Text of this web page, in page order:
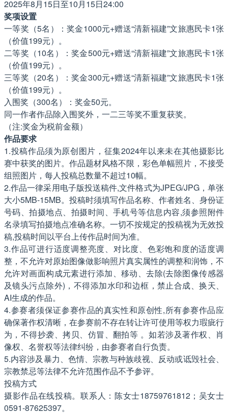
2025年8月15日至10月15日24:00
奖项设置
一等奖（5名）：奖金1000元+赠送“清新福建”文旅惠民卡1张
（价值199元）。
二等奖（10名）：奖金500元+赠送“清新福建”文旅惠民卡1张
（价值199元）。
三等奖（20名）：奖金300元+赠送“清新福建”文旅惠民卡1张
（价值199元）。
入围奖（300名）：奖金50元。
同一作者作品除入围奖外，一二三等奖不重复获奖。
（注:奖金为税前金额）
作品要求
1.投稿作品须为原创图片，征集2024年以来未在其他摄影比
赛中获奖的图片。作品题材风格不限，彩色单幅照片，不接受
组照图片，每人投稿总数量不超过10幅。
2.作品一律采用电子版投送稿件,文件格式为JPEG/JPG，单张
大小5MB-15MB。投稿时须填写作品名称、作者姓名、身份证
号码、拍摄地点、拍摄时间、手机号等信息内容,须参照附件
名录填写拍摄地点准确名称。一切不按规定的投稿视为无效投
稿,投稿时间以平台上传作品时间为准。
3.作品可进行适度调整亮度、对比度、色彩饱和度的适度调
整，不允许对原始图像做影响照片真实属性的调整和润饰，不
允许对画面构成元素进行添加、移动、去除(去除图像传感器
及镜头污点除外)，不得添加水印和边框，禁止合成、换天、
AI生成的作品。
4.参赛者须保证参赛作品的真实性和原创性,所有参赛作品应
确保著作权清晰，在参赛前不存在转让许可使用等权力瑕疵行
为，不得抄袭、拷贝、仿冒、翻拍等 。如若涉及著作权、肖
像权、名誉权等法律纠纷，由参赛者自行负责。
5.内容涉及暴力、色情、宗教与种族歧视、反动或诋毁社会、
宗教禁忌等法律不允许范围作品不予参评。
投稿方式
摄影作品在线投稿。联系人：陈女士18759761812；吴女士
0591-87625397。